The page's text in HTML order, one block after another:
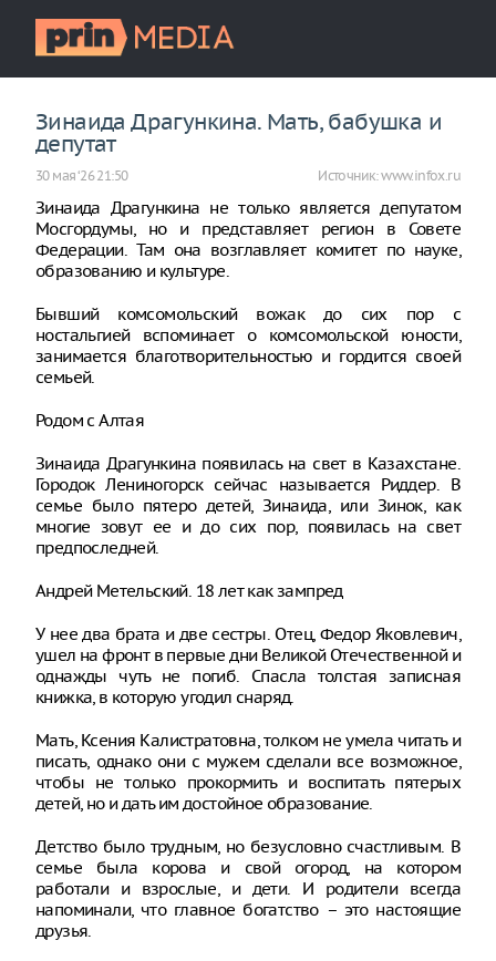
Зинаида Драгункина. Мать, бабушка и
депутат
30 мая ‘26 21:50 Источник:www.infox.ru
Зинаида Драгункина не только является депутатом
Мосгордумы, но и представляет регион в Совете
Федерации. Там она возглавляет комитет по науке,
образованию и культуре.
Бывший комсомольский вожак до сих пор с
ностальгией вспоминает о комсомольской юности,
занимается благотворительностью и гордится своей
семьей.
Родом с Алтая
Зинаида Драгункина появилась на свет в Казахстане.
Городок Лениногорск сейчас называется Риддер. В
семье было пятеро детей, Зинаида, или Зинок, как
многие зовут ее и до сих пор, появилась на свет
предпоследней.
Андрей Метельский. 18 лет как зампред
У нее два брата и две сестры. Отец, Федор Яковлевич,
ушел на фронт в первые дни Великой Отечественной и
однажды чуть не погиб. Спасла толстая записная
книжка, в которую угодил снаряд.
Мать, Ксения Калистратовна, толком не умела читать и
писать, однако они с мужем сделали все возможное,
чтобы не только прокормить и воспитать пятерых
детей, но и дать им достойное образование.
Детство было трудным, но безусловно счастливым. В
семье была корова и свой огород, на котором
работали и взрослые, и дети. И родители всегда
напоминали, что главное богатство – это настоящие
друзья.